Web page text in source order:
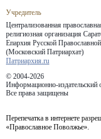
Учредитель
Централизованная
религиозная организация
Епархия Русской
(Московский Патриархат)
Патриархия.ru
© 2004-2026
Информационно-издательский
Все права защищены
Перепечатка в интернете
«Православное Поволжье».